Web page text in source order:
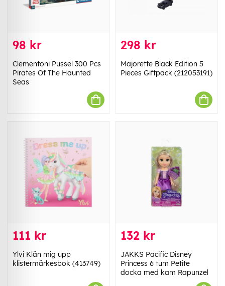
98 kr
Clementoni Pussel 300 Pcs
Pirates Of The Haunted
Seas
298 kr
Majorette Black Edition 5
Pieces Giftpack (212053191)
111 kr
Ylvi Klän mig upp
klistermärkesbok (413749)
132 kr
JAKKS Pacific Disney
Princess 6 tum Petite
docka med kam Rapunzel